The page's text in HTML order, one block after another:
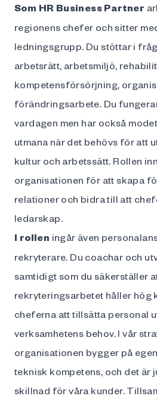
Som HR Business Partner
regionens chefer och sitter
ledningsgrupp. Du stöttar i
arbetsrätt, arbetsmiljö,
kompetensförsörjning,
förändringsarbete. Du
vardagen men har också
utmana när det behövs för att
kultur och arbetssätt. Rollen
organisationen för att skapa
relationer och bidra till att
ledarskap.
I rollen ingår även
rekryterare. Du coachar och
samtidigt som du säkerställer
rekryteringsarbetet håller hög
cheferna att tillsätta personal
verksamhetens behov. I vår
organisationen bygger på
teknisk kompetens, och det är
skillnad för våra kunder.